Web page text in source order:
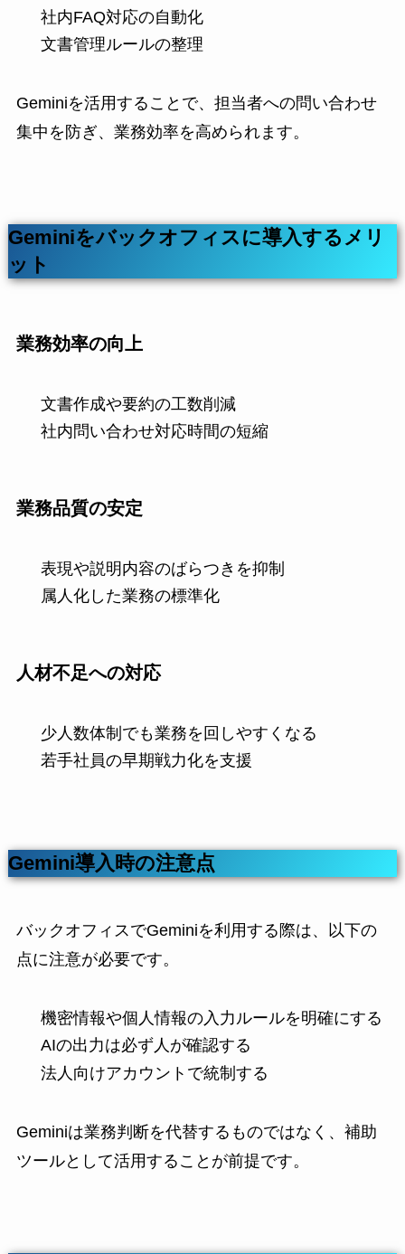
社内FAQ対応の自動化
文書管理ルールの整理
Geminiを活用することで、担当者への問い合わせ
集中を防ぎ、業務効率を高められます。
Geminiをバックオフィスに導入するメリ
ット
業務効率の向上
文書作成や要約の工数削減
社内問い合わせ対応時間の短縮
業務品質の安定
表現や説明内容のばらつきを抑制
属人化した業務の標準化
人材不足への対応
少人数体制でも業務を回しやすくなる
若手社員の早期戦力化を支援
Gemini導入時の注意点
バックオフィスでGeminiを利用する際は、以下の
点に注意が必要です。
機密情報や個人情報の入力ルールを明確にする
AIの出力は必ず人が確認する
法人向けアカウントで統制する
Geminiは業務判断を代替するものではなく、補助
ツールとして活用することが前提です。